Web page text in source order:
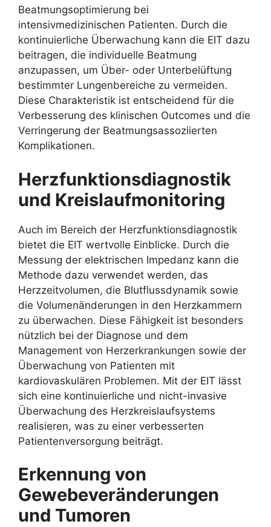
Beatmungsoptimierung bei
intensivmedizinischen Patienten. Durch die
kontinuierliche Überwachung kann die EIT dazu
beitragen, die individuelle Beatmung
anzupassen, um Über- oder Unterbelüftung
bestimmter Lungenbereiche zu vermeiden.
Diese Charakteristik ist entscheidend für die
Verbesserung des klinischen Outcomes und die
Verringerung der Beatmungsassoziierten
Komplikationen.
Herzfunktionsdiagnostik
und Kreislaufmonitoring
Auch im Bereich der Herzfunktionsdiagnostik
bietet die EIT wertvolle Einblicke. Durch die
Messung der elektrischen Impedanz kann die
Methode dazu verwendet werden, das
Herzzeitvolumen, die Blutflussdynamik sowie
die Volumenänderungen in den Herzkammern
zu überwachen. Diese Fähigkeit ist besonders
nützlich bei der Diagnose und dem
Management von Herzerkrankungen sowie der
Überwachung von Patienten mit
kardiovaskulären Problemen. Mit der EIT lässt
sich eine kontinuierliche und nicht-invasive
Überwachung des Herzkreislaufsystems
realisieren, was zu einer verbesserten
Patientenversorgung beiträgt.
Erkennung von
Gewebeveränderungen
und Tumoren